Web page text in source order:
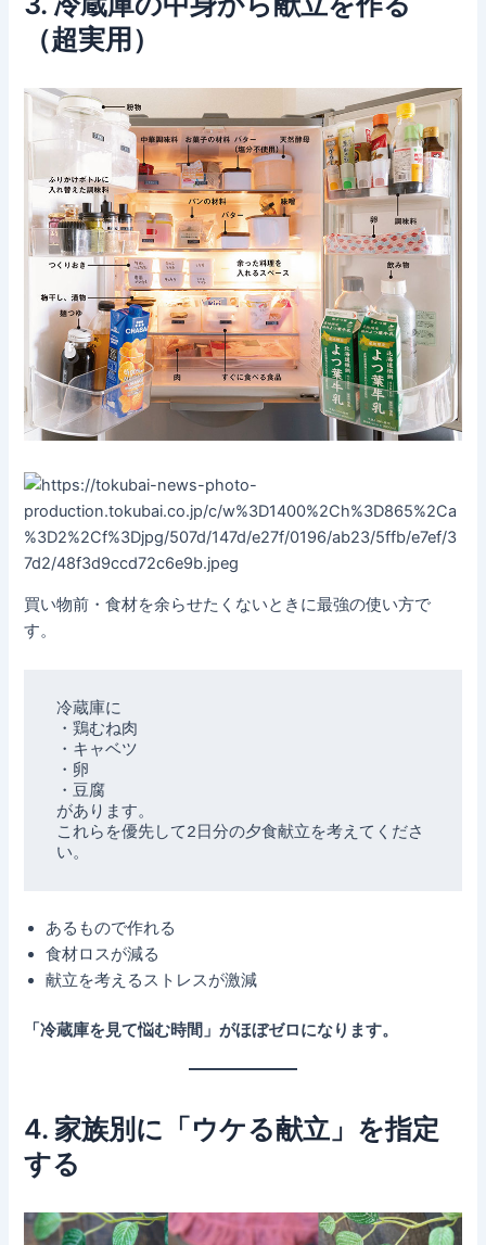
（超実用）
買い物前・食材を余らせたくないときに最強の使い方で
す。
冷蔵庫に
・鶏むね肉
・キャベツ
・卵
・豆腐
があります。
これらを優先して2日分の夕食献立を考えてくださ
あるもので作れる
食材ロスが減る
献立を考えるストレスが激減
「冷蔵庫を見て悩む時間」がほぼゼロになります。
4. 家族別に「ウケる献立」を指定
する